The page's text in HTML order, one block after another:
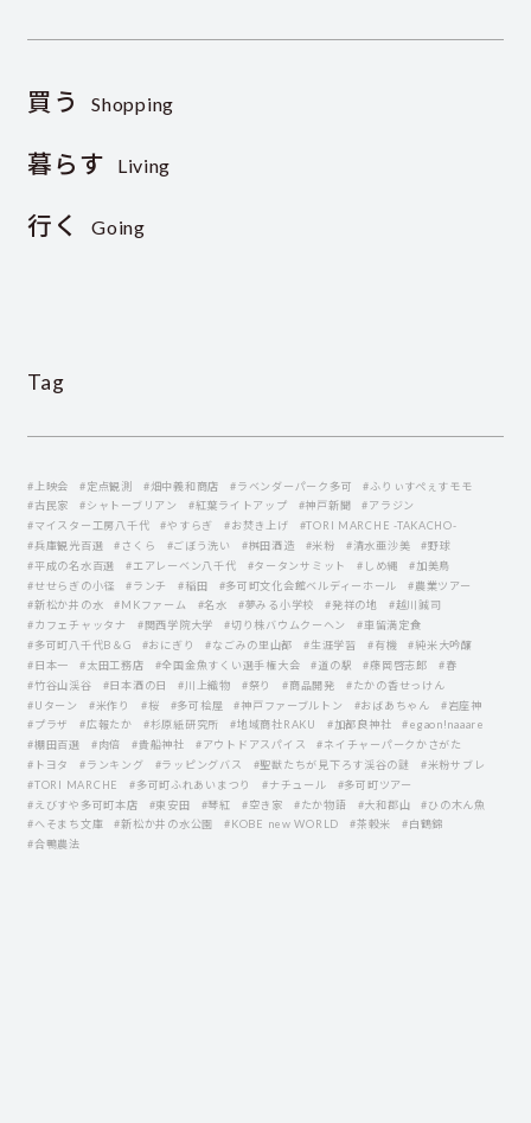
買う Shopping
暮らす Living
行く Going
Tag
#上映会 #定点観測 #畑中義和商店 #ラベンダーパーク多可
#ふりぃすぺぇすモモ
#古民家
#シャトーブリアン #紅葉ライトアップ #神戸新聞
#アラジン
#マイスター工房八千代
#やすらぎ #お焚き上げ
#TORI MARCHE -TAKACHO-
#兵庫観光百選
#さくら #ごぼう洗い #桝田酒造 #米粉 #清水亜沙美
#野球
#平成の名水百選
#エアレーベン八千代 #タータンサミット #しめ縄
#加美鳥
#せせらぎの小径
#ランチ #稲田 #多可町文化会館ベルディーホール
#農業ツアー
#新松か井の水
#MKファーム #名水 #夢みる小学校 #発祥の地
#越川誠司
#カフェチャッタナ
#関西学院大学 #切り株バウムクーヘン
#車留満定食
#多可町八千代B＆G
#おにぎり #なごみの里山都 #生涯学習 #有機
#純米大吟醸
#日本一
#太田工務店 #全国金魚すくい選手権大会 #道の駅 #藤岡啓志郞
#春
#竹谷山渓谷
#日本酒の日 #川上織物 #祭り #商品開発
#たかの香せっけん
#Uターン
#米作り #桜 #多可桧屋 #神戸ファーブルトン #おばあちゃん
#岩座神
#プラザ
#広報たか #杉原紙研究所 #地域商社RAKU #加都良神社
#egaon!naaare
#棚田百選
#肉倍 #貴船神社 #アウトドアスパイス
#ネイチャーパークかさがた
#トヨタ
#ランキング #ラッピングバス #聖獣たちが見下ろす渓谷の謎
#米粉サブレ
#TORI MARCHE
#多可町ふれあいまつり #ナチュール
#多可町ツアー
#えびすや多可町本店
#東安田 #琴紅 #空き家 #たか物語 #大和郡山
#ひの木ん魚
#へそまち文庫
#新松か井の水公園 #KOBE new WORLD #茶穀米
#白鶴錦
#合鴨農法